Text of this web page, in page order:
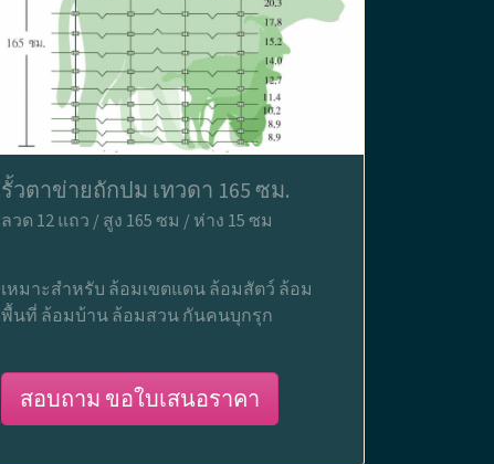
รั้วตาข่ายถักปม เทวดา 165 ซม.
ลวด 12 แถว / สูง 165 ซม / ห่าง 15 ซม
เหมาะสำหรับ ล้อมเขตแดน ล้อมสัตว์ ล้อม
พื้นที่ ล้อมบ้าน ล้อมสวน กันคนบุกรุก
สอบถาม ขอใบเสนอราคา